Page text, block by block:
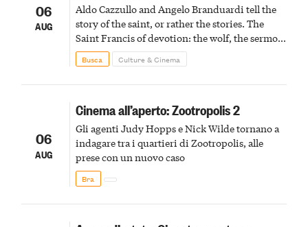
06
AUG
Aldo Cazzullo and Angelo Branduardi tell the
story of the saint, or rather the stories. The
Saint Francis of devotion: the wolf, the sermon
to the birds, the stigmata
Busca Culture & Cinema
06
AUG
Cinema all’aperto: Zootropolis 2
Gli agenti Judy Hopps e Nick Wilde tornano a
indagare tra i quartieri di Zootropolis, alle
prese con un nuovo caso
Bra